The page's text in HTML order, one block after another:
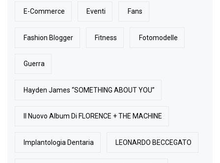
E-Commerce Eventi Fans
Fashion Blogger Fitness Fotomodelle
Guerra
Hayden James “SOMETHING ABOUT YOU”
Il Nuovo Album Di FLORENCE + THE MACHINE
Implantologia Dentaria LEONARDO BECCEGATO